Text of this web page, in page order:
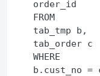
  order_id
  FROM
  tab_tmp b,
  tab_order c
  WHERE
b.cust_no =